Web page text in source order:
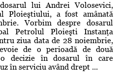
lui Andrei Volosevici,
a fost amânată
Vorbim despre dosarul
Petrolul Ploieşti Instanţa
ziua data de 28 noiembrie,
de o perioadă de două
decizie în dosarul în care
în serviciu având drept ...